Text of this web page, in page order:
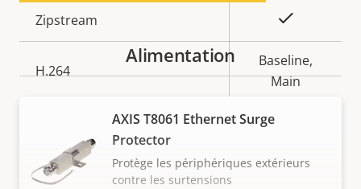
Description
de la
la
propriété
Zipstream
H.264
Baseline,
Main
AV1 –
Alimentation
AXIS T8061 Ethernet Surge
Protector
Protège les périphériques extérieurs
contre les surtensions